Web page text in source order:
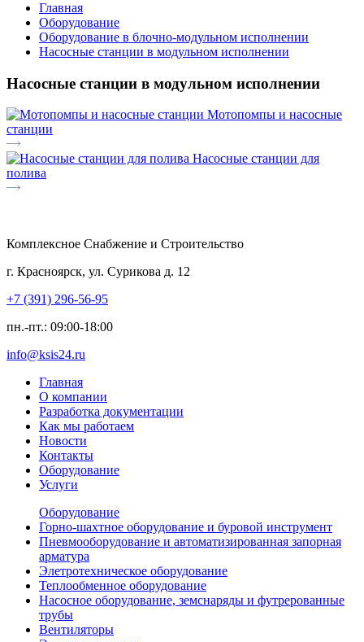
Главная
Оборудование
Оборудование в блочно-модульном исполнении
Насосные станции в модульном исполнении
Насосные станции в модульном исполнении
Мотопомпы и насосные
станции
Насосные станции для
полива
Комплексное Снабжение и Строительство
г. Красноярск, ул. Сурикова д. 12
+7 (391) 296-56-95
пн.-пт.: 09:00-18:00
info@ksis24.ru
Главная
О компании
Разработка документации
Как мы работаем
Новости
Контакты
Оборудование
Услуги
Оборудование
Горно-шахтное оборудование и буровой инструмент
Пневмооборудование и автоматизированная запорная
арматура
Элетротехническое оборудование
Теплообменное оборудование
Насосное оборудование, земснаряды и футрерованные
трубы
Вентиляторы